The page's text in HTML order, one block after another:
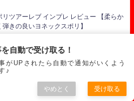
リツアーレブ インプレ レビュー 【柔らか
弾きの良いヨネックスポリ】
イパーG インプレ レビュー 【7種類のポ
自動で受け取る！
がUPされたら自動で通知がいくよう
♪
やめとく 受け取る